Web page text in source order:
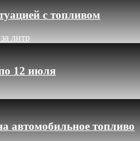
с топливом
литр
12 июля
автомобильное топливо